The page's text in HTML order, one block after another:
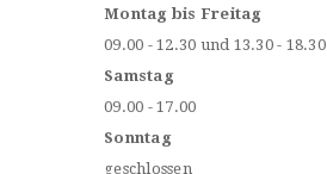
Montag bis Freitag
09.00 - 12.30 und 13.30 - 18.30
Samstag
09.00 - 17.00
Sonntag
geschlossen